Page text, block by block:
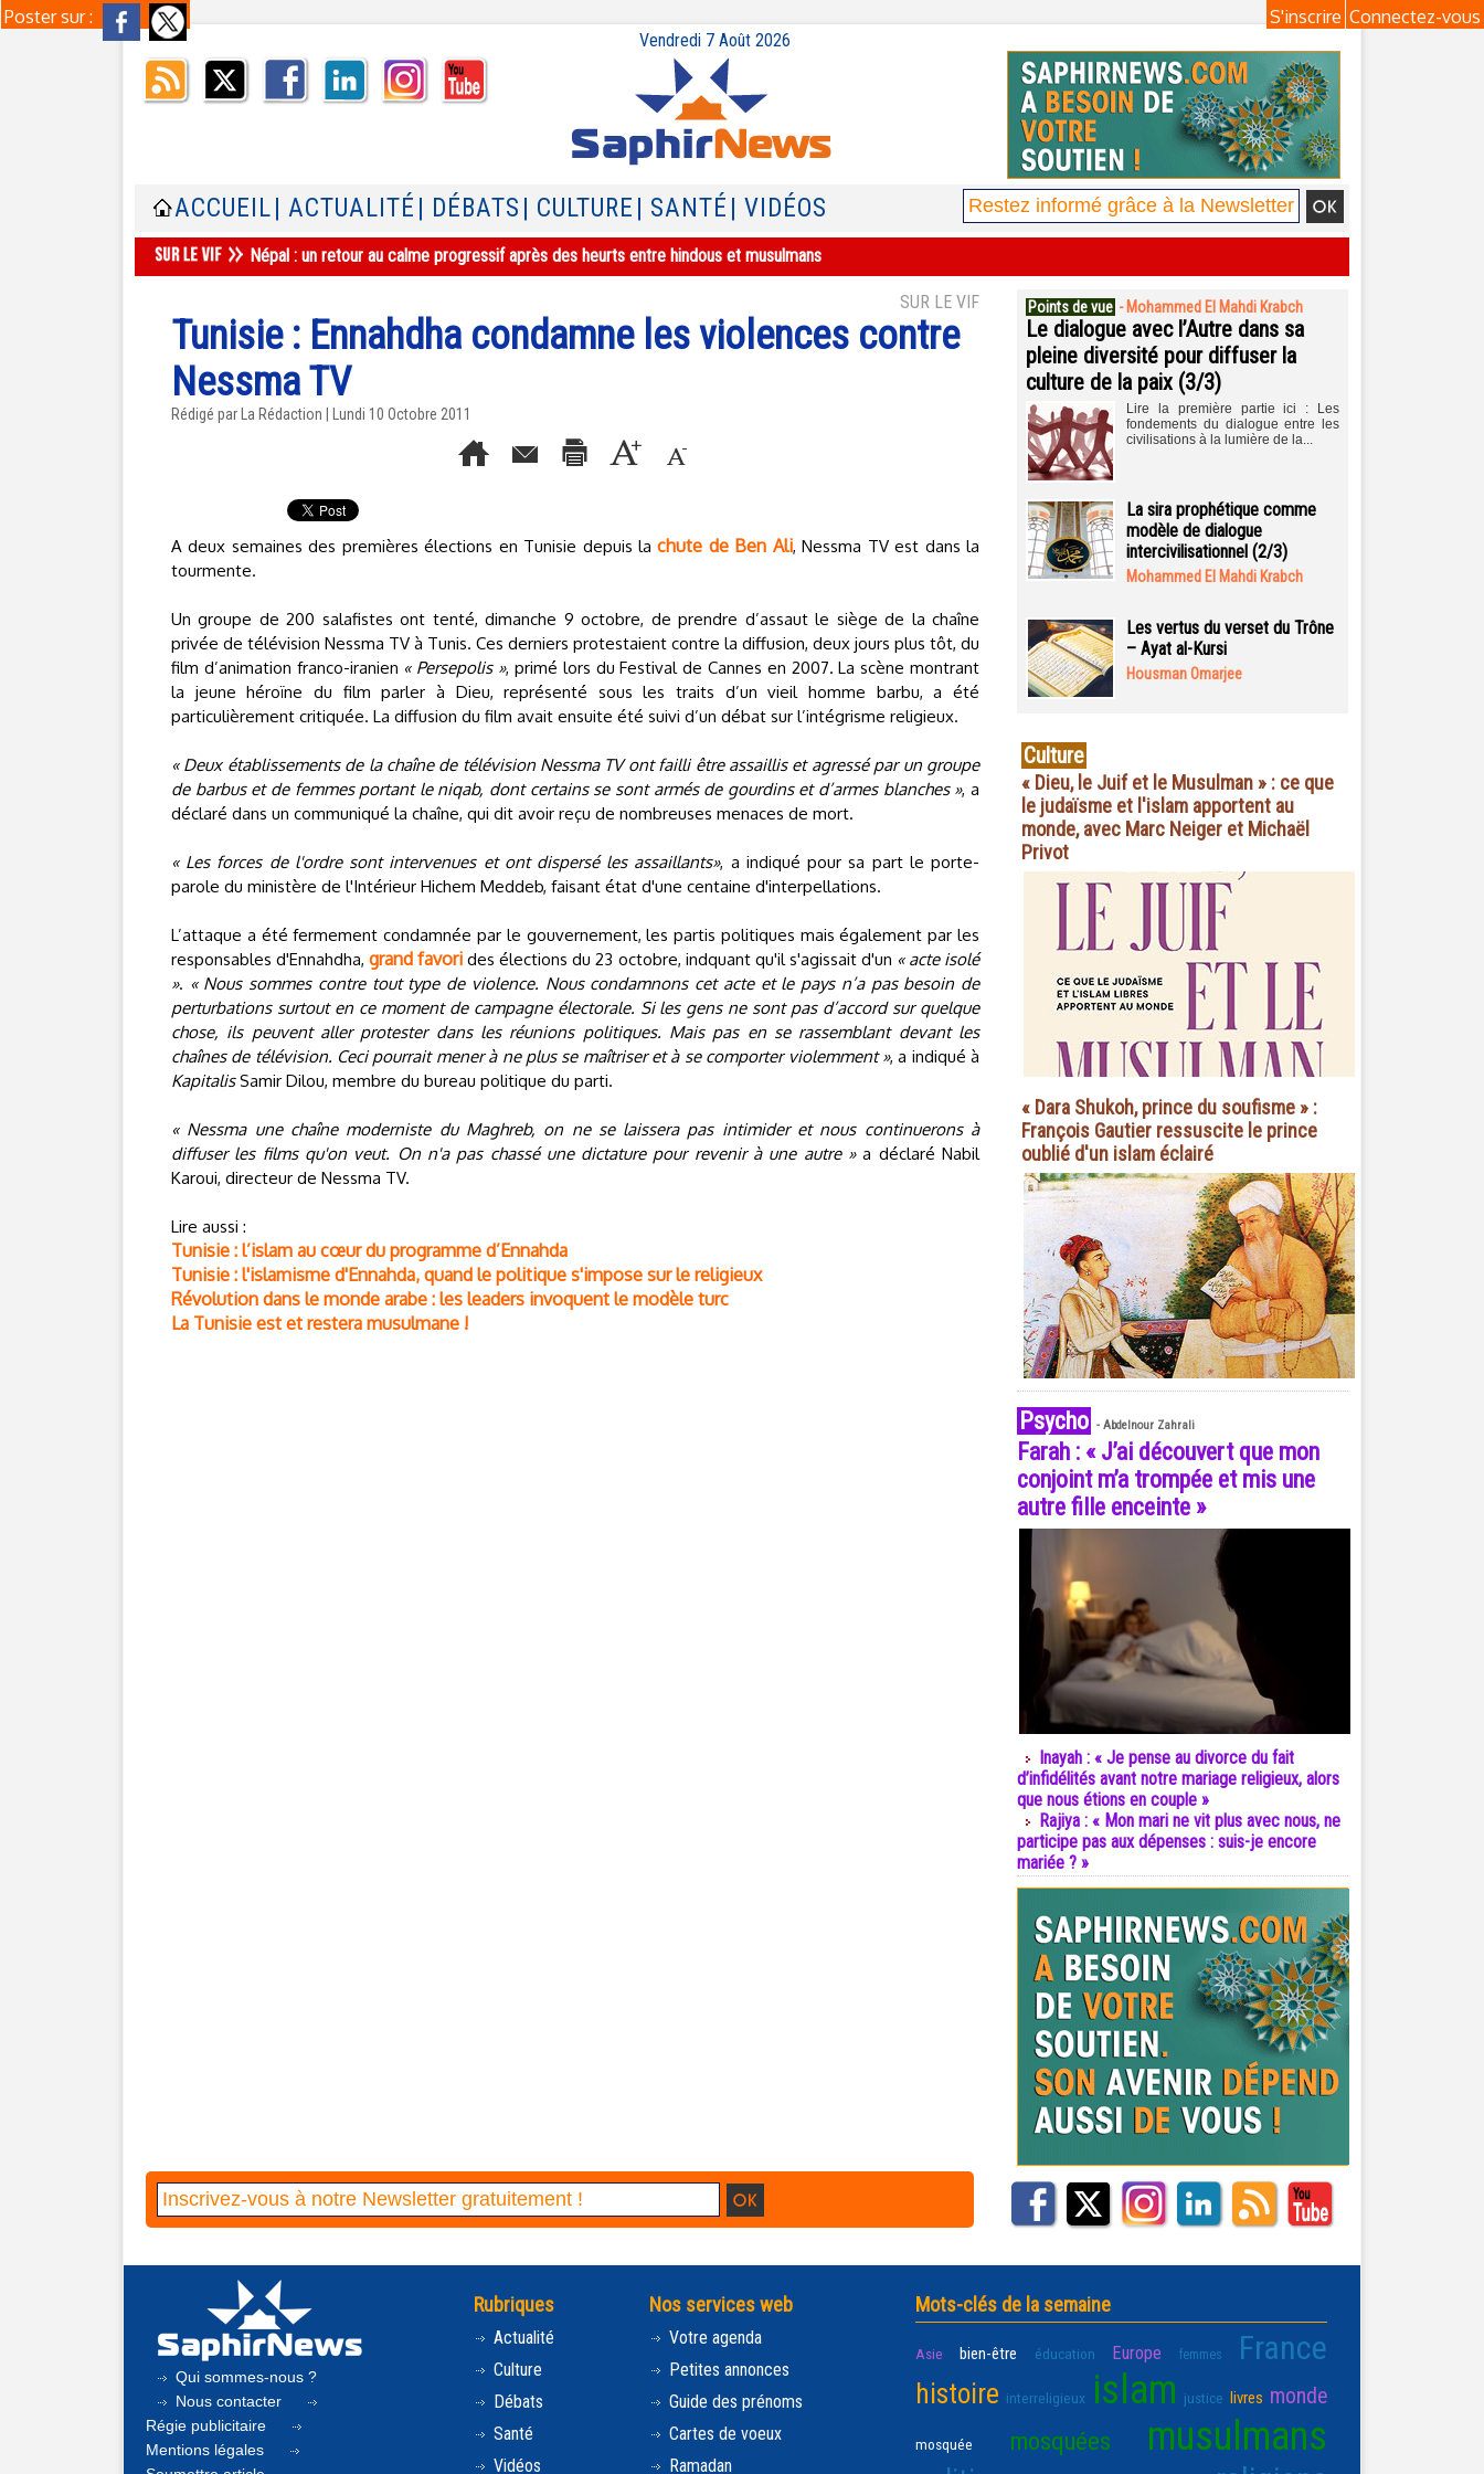
Poster sur : Connectez-vous
S'inscrire
Vendredi 7 Août 2026
ACCUEIL | ACTUALITÉ | DÉBATS | CULTURE | SANTÉ | VIDÉOS
Népal : un retour au calme progressif après des heurts entre hindous et musulmans
SUR LE VIF
Tunisie : Ennahdha condamne les violences contre
Nessma TV
Rédigé par La Rédaction | Lundi 10 Octobre 2011
A deux semaines des premières élections en Tunisie depuis lachute de Ben Ali, Nessma TV est dans la
tourmente.
Un groupe de 200 salafistes ont tenté, dimanche 9 octobre, de prendre d’assaut le siège de la chaîne
privée de télévision Nessma TV à Tunis. Ces derniers protestaient contre la diffusion, deux jours plus tôt, du
film d’animation franco-iranien « Persepolis », primé lors du Festival de Cannes en 2007. La scène montrant
la jeune héroïne du film parler à Dieu, représenté sous les traits d’un vieil homme barbu, a été
particulièrement critiquée. La diffusion du film avait ensuite été suivi d’un débat sur l’intégrisme religieux.
« Deux établissements de la chaîne de télévision Nessma TV ont failli être assaillis et agressé par un groupe
de barbus et de femmes portant le niqab, dont certains se sont armés de gourdins et d’armes blanches », a
déclaré dans un communiqué la chaîne, qui dit avoir reçu de nombreuses menaces de mort.
« Les forces de l'ordre sont intervenues et ont dispersé les assaillants», a indiqué pour sa part le porte-
parole du ministère de l'Intérieur Hichem Meddeb, faisant état d'une centaine d'interpellations.
L’attaque a été fermement condamnée par le gouvernement, les partis politiques mais également par les
responsables d'Ennahdha,grand favori des élections du 23 octobre, indquant qu'il s'agissait d'un « acte isolé
». « Nous sommes contre tout type de violence. Nous condamnons cet acte et le pays n’a pas besoin de
perturbations surtout en ce moment de campagne électorale. Si les gens ne sont pas d’accord sur quelque
chose, ils peuvent aller protester dans les réunions politiques. Mais pas en se rassemblant devant les
chaînes de télévision. Ceci pourrait mener à ne plus se maîtriser et à se comporter violemment », a indiqué à
KapitalisSamir Dilou, membre du bureau politique du parti.
« Nessma une chaîne moderniste du Maghreb, on ne se laissera pas intimider et nous continuerons à
diffuser les films qu'on veut. On n'a pas chassé une dictature pour revenir à une autre »a déclaré Nabil
Karoui, directeur de Nessma TV.
Lire aussi :
Tunisie : l’islam au cœur du programme d’Ennahda
Tunisie : l'islamisme d'Ennahda, quand le politique s'impose sur le religieux
Révolution dans le monde arabe : les leaders invoquent le modèle turc
La Tunisie est et restera musulmane !
Points de vue - Mohammed El Mahdi Krabch
Le dialogue avec l’Autre dans sa
pleine diversité pour diffuser la
culture de la paix (3/3)
Lire la première partie ici : Les
fondements du dialogue entre les
civilisations à la lumière de la...
La sira prophétique comme
modèle de dialogue
intercivilisationnel (2/3)
Mohammed El Mahdi Krabch
Les vertus du verset du Trône
– Ayat al-Kursi
Housman Omarjee
Culture
« Dieu, le Juif et le Musulman » : ce que
le judaïsme et l'islam apportent au
monde, avec Marc Neiger et Michaël
Privot
« Dara Shukoh, prince du soufisme » :
François Gautier ressuscite le prince
oublié d'un islam éclairé
Psycho - Abdelnour Zahrali
Farah : « J’ai découvert que mon
conjoint m’a trompée et mis une
autre fille enceinte »
Inayah : « Je pense au divorce du fait
d’infidélités avant notre mariage religieux, alors
que nous étions en couple »
Rajiya : « Mon mari ne vit plus avec nous, ne
participe pas aux dépenses : suis-je encore
mariée ? »
Qui sommes-nous ?
Nous contacter
Régie publicitaire
Mentions légales
Rubriques
Actualité
Culture
Débats
Santé
Vidéos
Nos services web
Votre agenda
Petites annonces
Guide des prénoms
Cartes de voeux
Ramadan
Mots-clés de la semaine
Asie bien-être éducation Europe femmes France
histoire interreligieux islam justice livres monde
mosquée mosquées musulmans